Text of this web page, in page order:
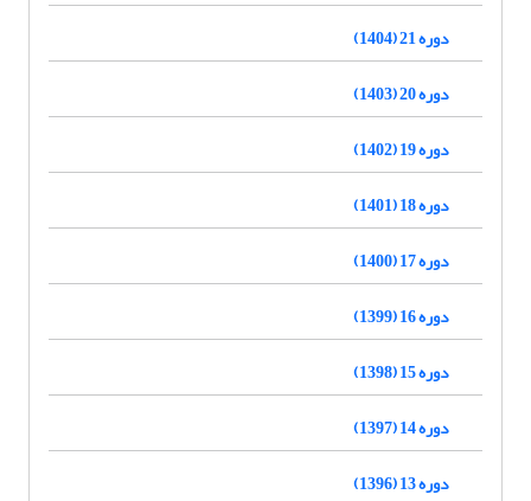
دوره 21 (1404)
دوره 20 (1403)
دوره 19 (1402)
دوره 18 (1401)
دوره 17 (1400)
دوره 16 (1399)
دوره 15 (1398)
دوره 14 (1397)
دوره 13 (1396)